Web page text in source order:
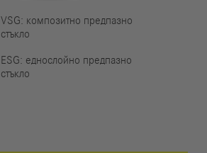
VSG: композитно предпазно
стъкло
ESG: еднослойно предпазно
стъкло